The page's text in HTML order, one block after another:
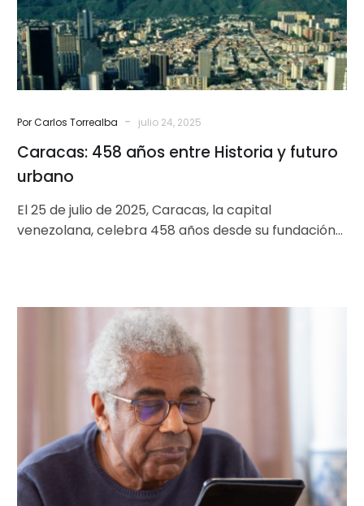
futuro
urbano
Por Carlos Torrealba - julio 24, 2025
Caracas: 458 años entre Historia y futuro
urbano
El 25 de julio de 2025, Caracas, la capital
venezolana, celebra 458 años desde su fundación
Economía
Plateada:
una
oportunidad
para
Caracas